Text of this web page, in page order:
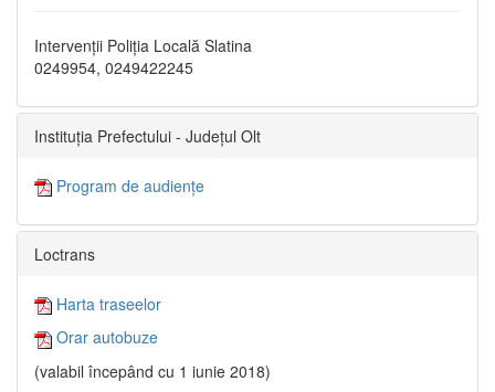
Intervenții Poliția Locală Slatina
0249954, 0249422245
Instituția Prefectului - Județul Olt
Program de audiențe
Loctrans
Harta traseelor
Orar autobuze
(valabil începând cu 1 iunie 2018)